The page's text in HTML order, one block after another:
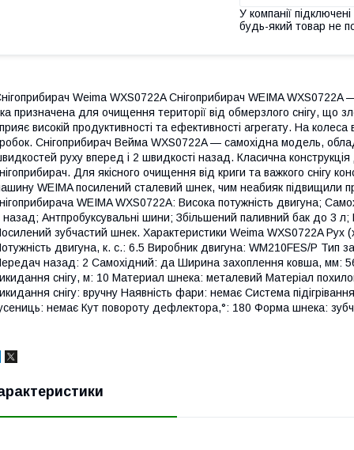
У компанії
будь-який товар не
Weima WXS0722A Снігоприбирач WEIMA WXS0722A
призначена для очищення території від обмерзлого снігу, що
високій продуктивності та ефективності агрегату. На
Снігоприбирач Вейма WXS0722A — самохідна модель,
руху вперед і 2 швидкості назад. Класична
Для якісного очищення від криги та важкого снігу
WEIMA посилений сталевий шнек, чим неабияк підвищили
WEIMA WXS0722A: Висока потужність двигуна;
назад; Антпробуксувальні шини; Збільшений паливний бак до 3 л;
зубчастий шнек. Характеристики Weima WXS0722A Рух
двигуна, к. с.: 6.5 Виробник двигуна: WM210FES/P Тип
назад: 2 Самохідний: да Ширина захоплення ковша, мм:
снігу, м: 10 Материал шнека: металевий Матеріал
снігу: вручну Наявність фари: немає Система
немає Кут повороту дефлектора,°: 180 Форма шнека: